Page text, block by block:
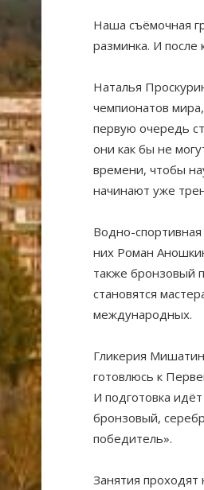
Наша съёмочная
разминка. И после
Наталья
чемпионатов
первую очередь
они как бы не
времени, чтобы
начинают уже
Водно-
них Роман
также бронзовый
становятся
международных.
Гликерия
готовлюсь к
И подготовка
бронзовый,
победитель».
Занятия